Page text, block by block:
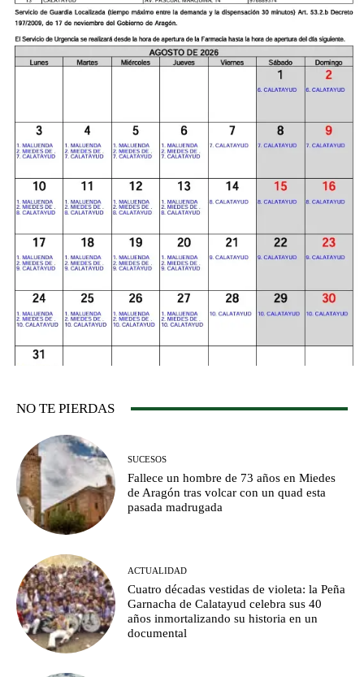
NO TE PIERDAS
SUCESOS
Fallece un hombre de 73 años en Miedes
de Aragón tras volcar con un quad esta
pasada madrugada
ACTUALIDAD
Cuatro décadas vestidas de violeta: la Peña
Garnacha de Calatayud celebra sus 40
años inmortalizando su historia en un
documental